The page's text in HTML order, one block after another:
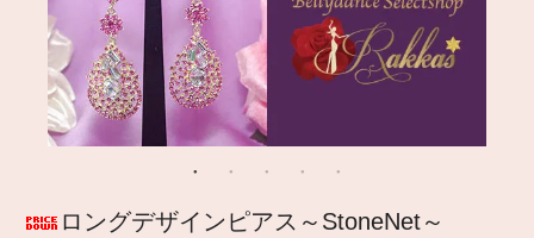
ロングデザインピアス～StoneNet～